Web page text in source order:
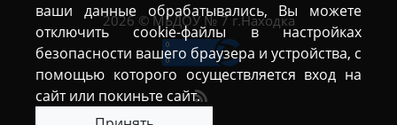
ваши данные обрабатывались, Вы можете
отключить cookie-файлы в настройках
безопасности вашего браузера и устройства, с
помощью которого осуществляется вход на
сайт или покиньте сайт.
2026 © МБДОУ № 7 г.Находка